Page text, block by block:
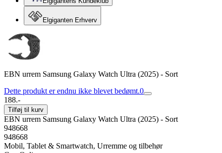
Elgiganten Erhverv
EBN urrem Samsung Galaxy Watch Ultra (2025) - Sort
Dette produkt er endnu ikke blevet bedømt.0
188.-
Tilføj til kurv
EBN urrem Samsung Galaxy Watch Ultra (2025) - Sort
948668
948668
Mobil, Tablet & Smartwatch, Urremme og tilbehør